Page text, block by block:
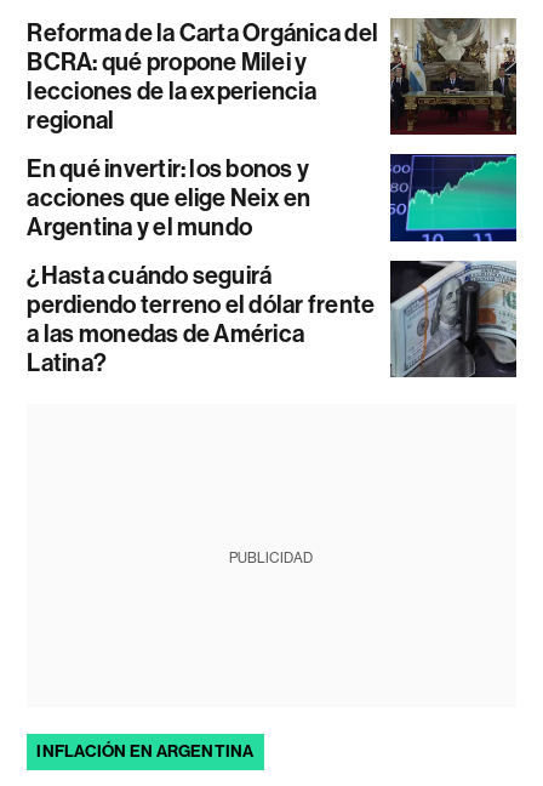
Reforma de la Carta Orgánica del
BCRA: qué propone Milei y
lecciones de la experiencia
regional
En qué invertir: los bonos y
acciones que elige Neix en
Argentina y el mundo
¿Hasta cuándo seguirá
perdiendo terreno el dólar frente
a las monedas de América
Latina?
PUBLICIDAD
INFLACIÓN EN ARGENTINA